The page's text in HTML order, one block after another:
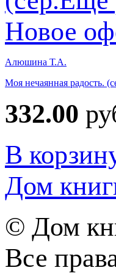
Алюшина Т.А.
Моя нечаянная радость.
332.00
В
Дом
© Дом
Все